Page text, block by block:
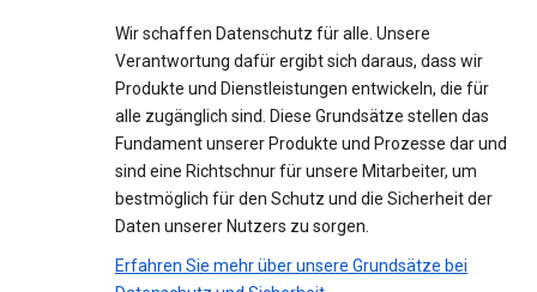
Wir schaffen Datenschutz für alle. Unsere
Verantwortung dafür ergibt sich daraus, dass wir
Produkte und Dienstleistungen entwickeln, die für
alle zugänglich sind. Diese Grundsätze stellen das
Fundament unserer Produkte und Prozesse dar und
sind eine Richtschnur für unsere Mitarbeiter, um
bestmöglich für den Schutz und die Sicherheit der
Daten unserer Nutzers zu sorgen.
Erfahren Sie mehr über unsere Grundsätze bei